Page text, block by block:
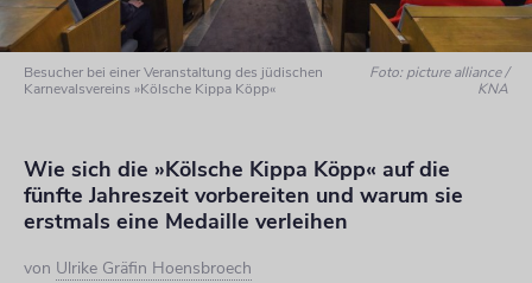
Besucher bei einer Veranstaltung des jüdischen
Karnevalsvereins »Kölsche Kippa Köpp«
Foto: picture alliance /
KNA
Wie sich die »Kölsche Kippa Köpp« auf die
fünfte Jahreszeit vorbereiten und warum sie
erstmals eine Medaille verleihen
von Ulrike Gräfin Hoensbroech